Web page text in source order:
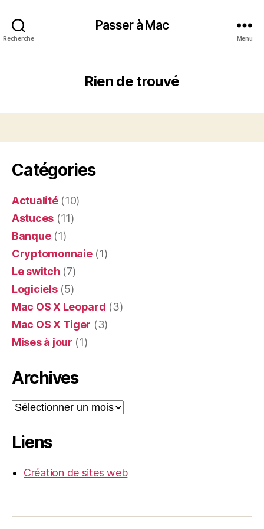
Recherche
Passer à Mac
Menu
Rien de trouvé
Catégories
Actualité(10)
Astuces (11)
Banque(1)
Cryptomonnaie(1)
Le switch (7)
Logiciels(5)
Mac OS X Leopard (3)
Mac OS X Tiger (3)
Mises à jour (1)
Archives
Archives
Liens
Création de sites web